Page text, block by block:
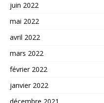
juin 2022
mai 2022
avril 2022
mars 2022
février 2022
janvier 2022